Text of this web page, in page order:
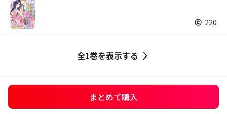
220
全1巻を表示する
まとめて購入